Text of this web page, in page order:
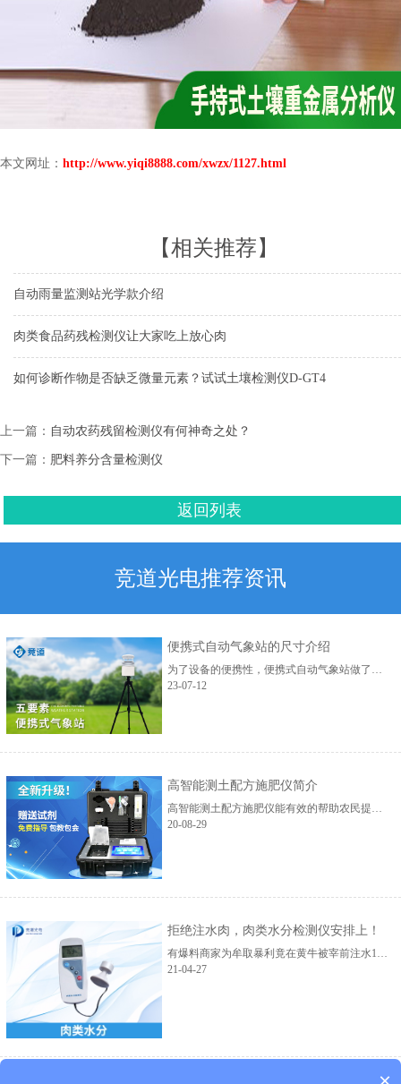
本文网址： http://www.yiqi8888.com/xwzx/1127.html
【相关推荐】
自动雨量监测站光学款介绍
肉类食品药残检测仪让大家吃上放心肉
如何诊断作物是否缺乏微量元素？试试土壤检测仪D-GT4
上一篇： 自动农药残留检测仪有何神奇之处？
下一篇： 肥料养分含量检测仪
返回列表
竞道光电推荐资讯
便携式自动气象站的尺寸介绍
为了设备的便携性，便携式自动气象站做了专门的设计。 便携式自动气象站观测支架轻快便携，可快速收缩，3分钟即可完成布设，支架完全收缩后整体高度只有0.5米，总重量：≤5kg。设备整体体积小，重量轻，十分的方便携带。...
23-07-12
高智能测土配方施肥仪简介
20-08-29
拒绝注水肉，肉类水分检测仪安排上！
有爆料商家为牟取暴利竟在黄牛被宰前注水120斤！另有河南生猪打药注水，被检举后判刑13年并处罚金530万。可能有人会问了，不就是给肉里打点水，让肉变重从而多赚取一些钱嘛，至于...
21-04-27